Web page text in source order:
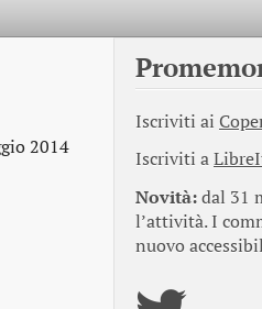
2014
Iscriviti ai
Iscriviti a
Novità:dal 31
l’attività. I
nuovo